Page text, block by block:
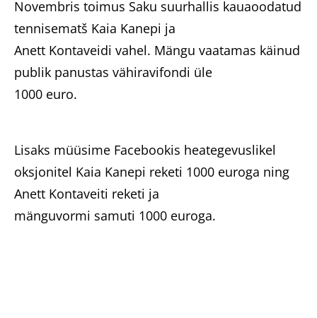
Novembris toimus Saku suurhallis kauaoodatud
tennisematš Kaia Kanepi ja
Anett Kontaveidi vahel. Mängu vaatamas käinud
publik panustas vähiravifondi üle
1000 euro.
Lisaks müüsime Facebookis heategevuslikel
oksjonitel Kaia Kanepi reketi 1000 euroga ning
Anett Kontaveiti reketi ja
mänguvormi samuti 1000 euroga.